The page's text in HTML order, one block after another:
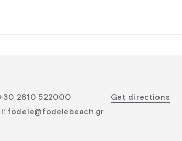
2810 522000
: fodele@fodelebeach.gr
Get directions